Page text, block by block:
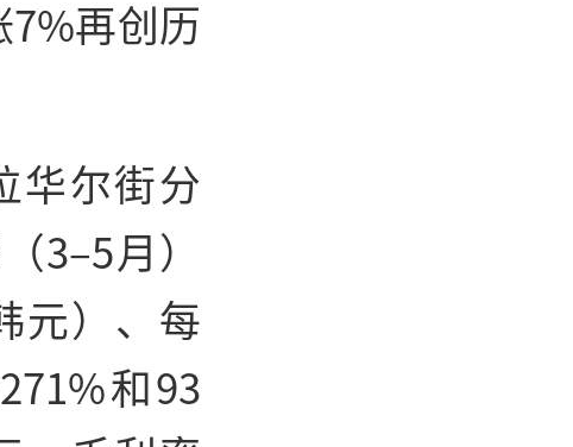
再创历
华尔街分
3–5月）
元）、每
和93